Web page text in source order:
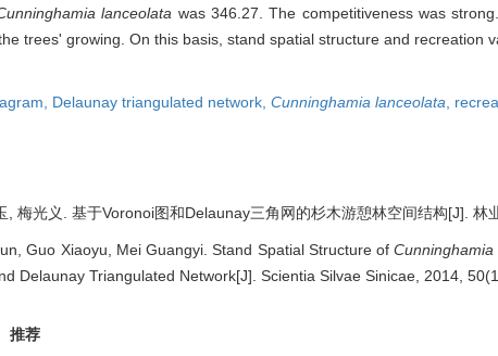
lanceolata was 346.27. The competitiveness was
trees' growing. On this basis, stand spatial structure and recreation
Delaunay triangulated network, Cunninghamia lanceolata
, 梅光义. 基于Voronoi图和Delaunay三角网的杉木游憩林空间结构[J]. 林
Guo Xiaoyu, Mei Guangyi. Stand Spatial Structure of
Delaunay Triangulated Network[J]. Scientia Silvae Sinicae, 2014,
推荐